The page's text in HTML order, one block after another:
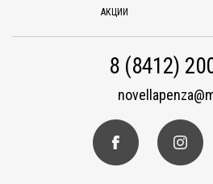
АКЦИИ
8 (8412)